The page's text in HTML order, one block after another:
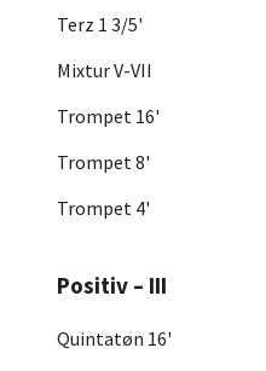
Terz 1 3/5'
Mixtur V-VII
Trompet 16'
Trompet 8'
Trompet 4'
Positiv – III
Quintatøn 16'